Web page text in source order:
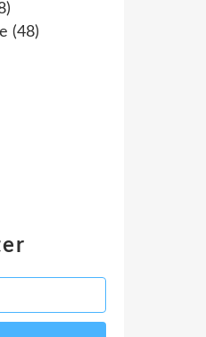
(48)